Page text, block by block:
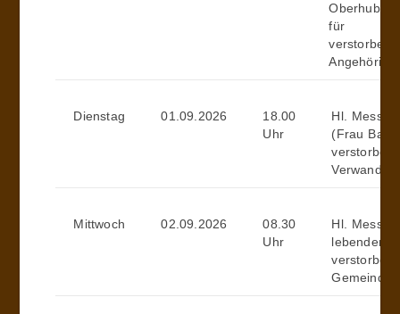
Oberhuber
für
verstorbene
Angehörige)
Dienstag 01.09.2026
18.00
Uhr
Hl. Messe
(Frau
Mittwoch 02.09.2026
08.30
Uhr
Hl. Messe
lebenden